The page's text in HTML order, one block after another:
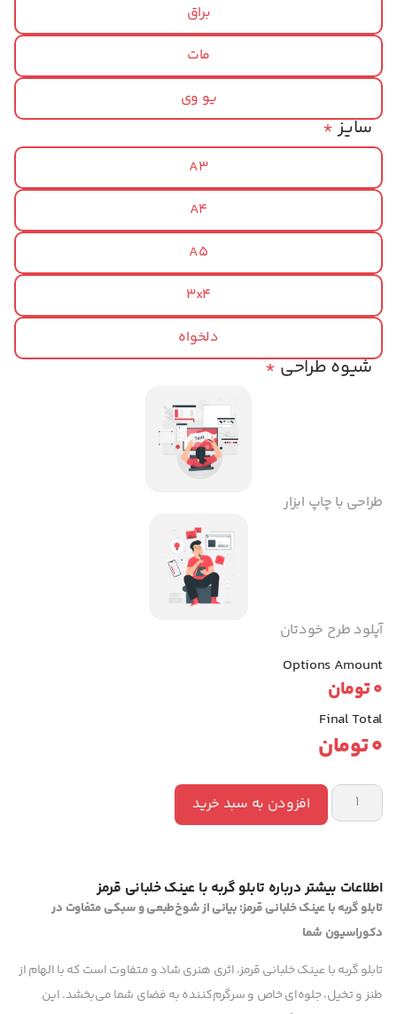
براق
مات
یو وی
*سایز
A3
A4
A5
3x4
دلخواه
*شیوه طراحی
طراحی با چاپ ابزار
آپلود طرح خودتان
Options Amount
0تومان
Final Total
0تومان
افزودن به سبد خرید
اطلاعات بیشتر درباره تابلو گربه با عینک خلبانی قرمز
تابلو گربه با عینک خلبانی قرمز: بیانی از شوخ‌طبعی و سبکی متفاوت در
دکوراسیون شما
تابلو گربه با عینک خلبانی قرمز، اثری هنری شاد و متفاوت است که با الهام از
طنز و تخیل، جلوه‌ای خاص و سرگرم‌کننده به فضای شما می‌بخشد. این